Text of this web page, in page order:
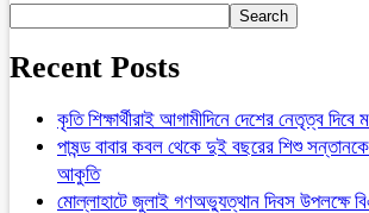
Search
Recent Posts
কৃতি শিক্ষার্থীরাই আগামীদিনে দেশের নেতৃত্ব
পাষন্ড বাবার কবল থেকে দুই বছরের শিশু
আকুতি
মোল্লাহাটে জুলাই গণঅভ্যুত্থান দিবস উপলক্ষে